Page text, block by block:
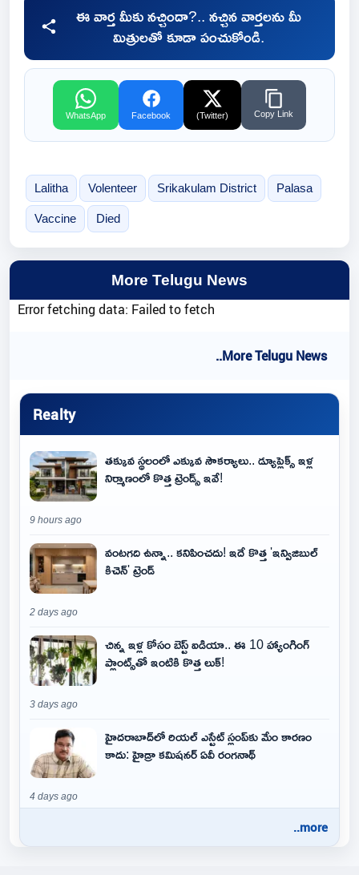
ఈ వార్త మీకు నచ్చిందా?.. నచ్చిన వార్తలను మీ
మిత్రులతో కూడా పంచుకోండి.
WhatsApp Facebook (Twitter) Copy Link
Lalitha Volenteer Srikakulam District Palasa
Vaccine Died
More Telugu News
Error fetching data: Failed to fetch
..More Telugu News
Realty
తక్కువ స్థలంలో ఎక్కువ సౌకర్యాలు.. డ్యూప్లెక్స్ ఇళ్ల
నిర్మాణంలో కొత్త ట్రెండ్స్ ఇవే!
9 hours ago
వంటగది ఉన్నా.. కనిపించదు! ఇదే కొత్త 'ఇన్విజిబుల్
కిచెన్' ట్రెండ్
2 days ago
చిన్న ఇళ్ల కోసం బెస్ట్ ఐడియా.. ఈ 10 హ్యాంగింగ్
ప్లాంట్స్‌తో ఇంటికి కొత్త లుక్!
3 days ago
హైదరాబాద్‌లో రియల్ ఎస్టేట్ స్లంప్‌కు మేం కారణం
కాదు: హైడ్రా కమిషనర్ ఏవీ రంగనాథ్
4 days ago
..more